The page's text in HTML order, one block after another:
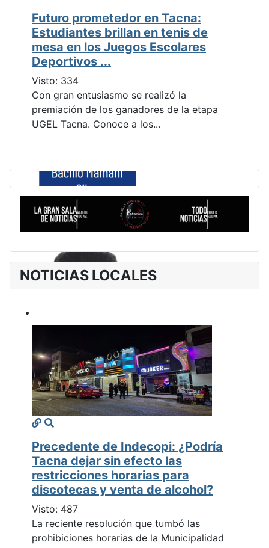
Futuro prometedor en Tacna:
Estudiantes brillan en tenis de
mesa en los Juegos Escolares
Deportivos ...
Visto: 334
Con gran entusiasmo se realizó la
premiación de los ganadores de la etapa
UGEL Tacna. Conoce a los...
NOTICIAS LOCALES
Precedente de Indecopi: ¿Podría
Tacna dejar sin efecto las
restricciones horarias para
discotecas y venta de alcohol?
Visto: 487
La reciente resolución que tumbó las
prohibiciones horarias de la Municipalidad